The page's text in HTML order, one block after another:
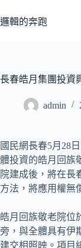
至
容
邏輯的奔跑
長春皓月集團投資
admin
國民網長春5月28
體投資的皓月回族
院建成後，將在長
方法，將應用權無
皓月回族敬老院位
旁，與全體具有伊
建交相照映。項目